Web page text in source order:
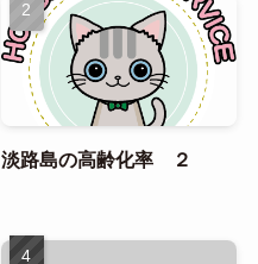
淡路島の高齢化率 ２